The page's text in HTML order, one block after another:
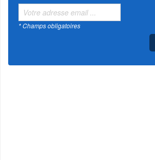
* Champs obligatoires